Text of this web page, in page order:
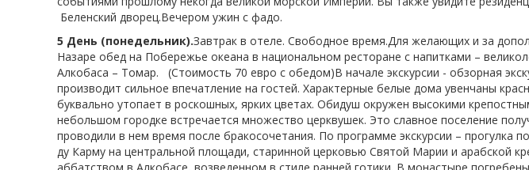
Беленский дворец.Вечером ужин с фадо.
5 День (понедельник).Завтрак в отеле. Свободное время.Для желающих и за
Назаре обед на Побережье океана в национальном ресторане с напитками –
Алкобаса – Томар. (Стоимость 70 евро с обедом)В начале экскурсии - обзорная
производит сильное впечатление на гостей. Характерные белые дома увенчаны
буквально утопает в роскошных, ярких цветах. Обидуш окружен высокими
небольшом городке встречается множество церквушек. Это славное поселение
проводили в нем время после бракосочетания. По программе экскурсии – прогулка
ду Карму на центральной площади, старинной церковью Святой Марии и арабской